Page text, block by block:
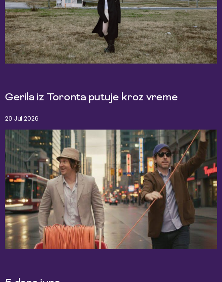
Gerila iz Toronta putuje kroz vreme
20 Jul 2026